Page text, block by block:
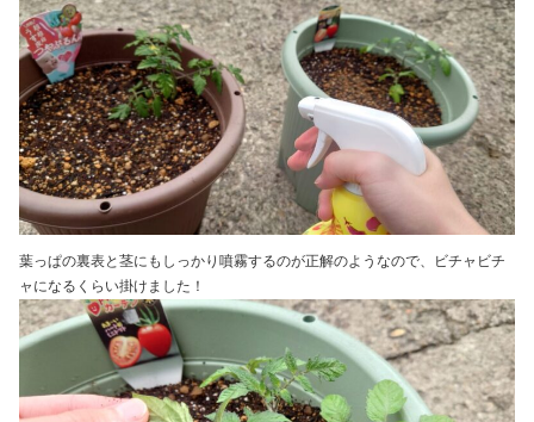
葉っぱの裏表と茎にもしっかり噴霧するのが正解のようなので、ビチャビチ
ャになるくらい掛けました！